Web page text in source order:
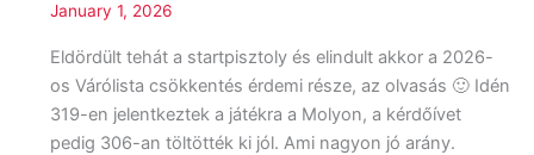
January 1, 2026
Eldördült tehát a startpisztoly és elindult akkor a 2026-
os Várólista csökkentés érdemi része, az olvasás 🙂 Idén
319-en jelentkeztek a játékra a Molyon, a kérdőívet
pedig 306-an töltötték ki jól. Ami nagyon jó arány.